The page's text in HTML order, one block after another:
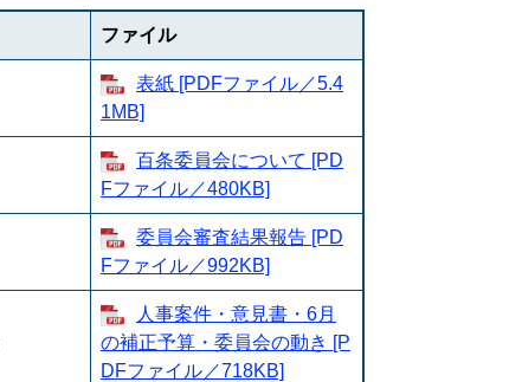
ファイル
表紙 [PDFファイル／5.4
1MB]
百条委員会について [PD
Fファイル／480KB]
委員会審査結果報告 [PD
Fファイル／992KB]
人事案件・意見書・6月
の補正予算・委員会の動き [P
DFファイル／718KB]